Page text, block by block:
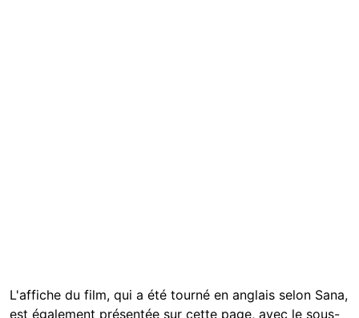
L'affiche du film, qui a été tourné en anglais selon Sana,
est également présentée sur cette page, avec le sous-